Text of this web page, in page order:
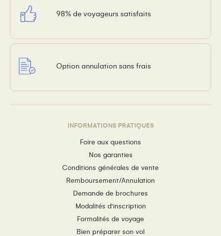
98% de voyageurs satisfaits
Option annulation sans frais
INFORMATIONS PRATIQUES
Foire aux questions
Nos garanties
Conditions générales de vente
Remboursement/Annulation
Demande de brochures
Modalités d’inscription
Formalités de voyage
Bien préparer son vol